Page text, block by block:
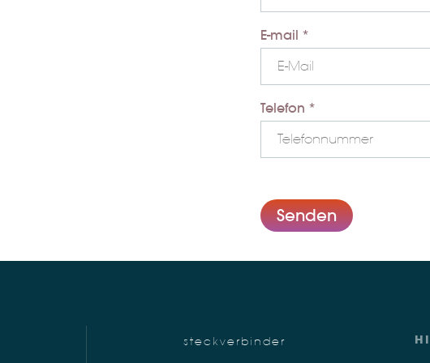
E-mail *
Telefon *
Senden
steckverbinder